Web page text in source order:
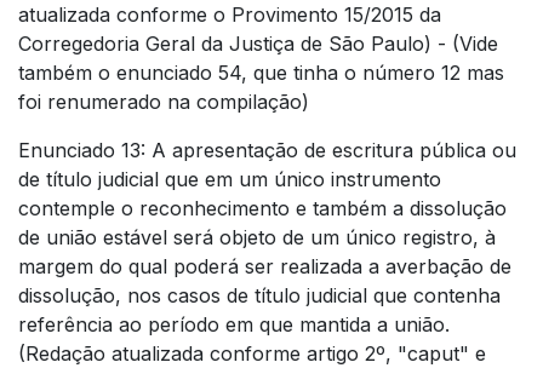
atualizada conforme o Provimento 15/2015 da
Corregedoria Geral da Justiça de São Paulo) - (Vide
também o enunciado 54, que tinha o número 12 mas
foi renumerado na compilação)
Enunciado 13: A apresentação de escritura pública ou
de título judicial que em um único instrumento
contemple o reconhecimento e também a dissolução
de união estável será objeto de um único registro, à
margem do qual poderá ser realizada a averbação de
dissolução, nos casos de título judicial que contenha
referência ao período em que mantida a união.
(Redação atualizada conforme artigo 2º, "caput" e